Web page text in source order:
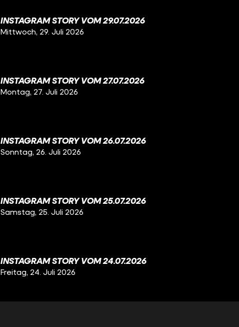
INSTAGRAM STORY VOM 29.07.2026
Mittwoch, 29. Juli 2026
INSTAGRAM STORY VOM 27.07.2026
Montag, 27. Juli 2026
INSTAGRAM STORY VOM 26.07.2026
Sonntag, 26. Juli 2026
INSTAGRAM STORY VOM 25.07.2026
Samstag, 25. Juli 2026
INSTAGRAM STORY VOM 24.07.2026
Freitag, 24. Juli 2026